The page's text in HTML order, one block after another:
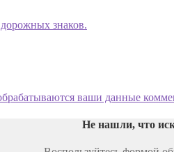
знаков.
ваши данные
Не нашли, что